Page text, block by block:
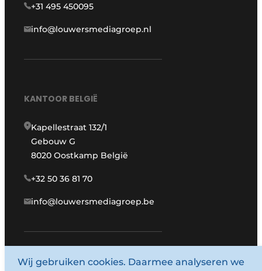
+31 495 450095
info@louwersmediagroep.nl
KANTOOR BELGIË
Kapellestraat 132/1
Gebouw G
8020 Oostkamp België
+32 50 36 81 70
info@louwersmediagroep.be
www.louwersmediagroep.com
Wij gebruiken cookies. Daarmee analyseren we